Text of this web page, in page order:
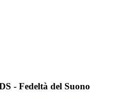
- Fedeltà del Suono